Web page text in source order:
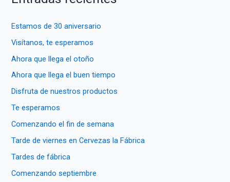
c
r
:
Estamos de 30 aniversario
Visítanos, te esperamos
Ahora que llega el otoño
Ahora que llega el buen tiempo
Disfruta de nuestros productos
Te esperamos
Comenzando el fin de semana
Tarde de viernes en Cervezas la Fábrica
Tardes de fábrica
Comenzando septiembre